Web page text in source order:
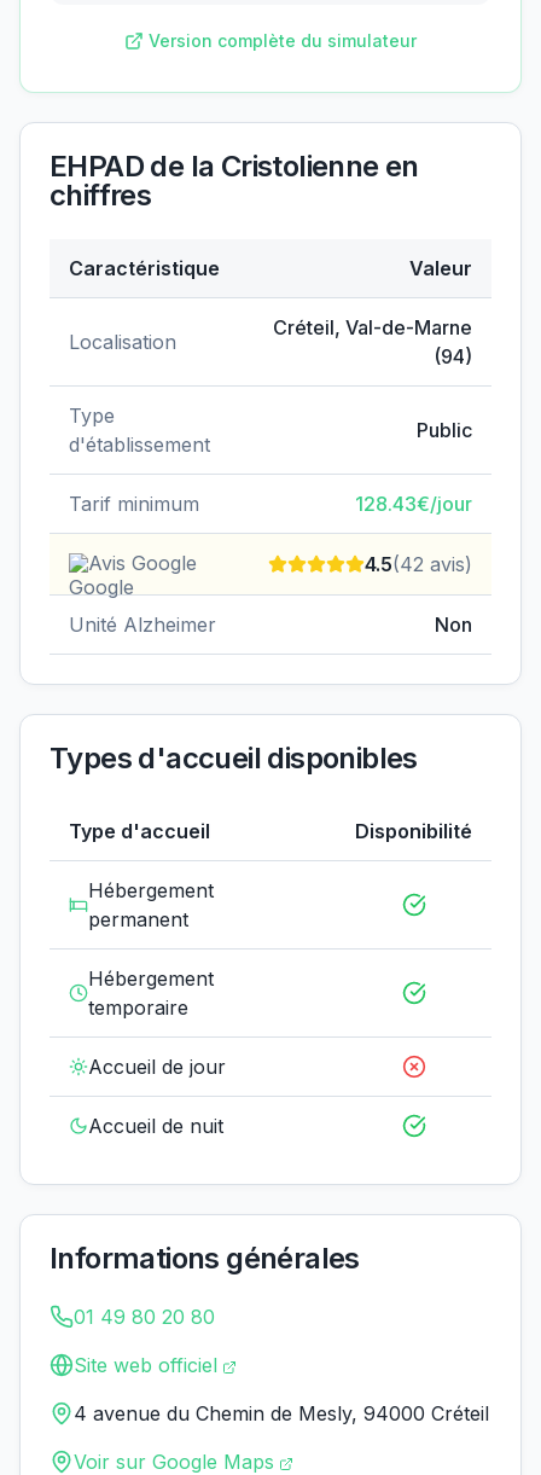
Version complète du simulateur
EHPAD de la Cristolienne en
chiffres
Caractéristique Valeur
Localisation
Créteil, Val-de-Marne
(94)
Type
d'établissement
Public
Tarif minimum 128.43€/jour
Avis Google 4.5(42 avis)
Unité Alzheimer Non
Types d'accueil disponibles
Type d'accueil Disponibilité
Hébergement
permanent
Hébergement
temporaire
Accueil de jour
Accueil de nuit
Informations générales
01 49 80 20 80
Site web officiel
4 avenue du Chemin de Mesly, 94000 Créteil
Voir sur Google Maps